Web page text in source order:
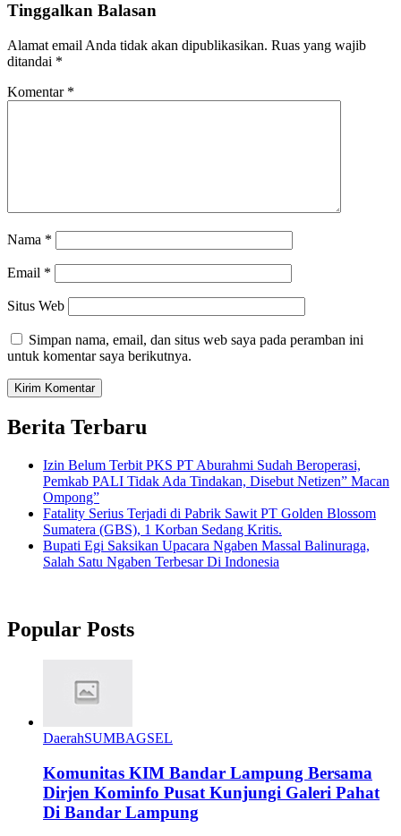
Tinggalkan Balasan
Alamat email Anda tidak akan dipublikasikan. Ruas yang wajib
ditandai *
Komentar *
Nama *
Email *
Situs Web
Simpan nama, email, dan situs web saya pada peramban ini
untuk komentar saya berikutnya.
Berita Terbaru
Izin Belum Terbit PKS PT Aburahmi Sudah Beroperasi,
Pemkab PALI Tidak Ada Tindakan, Disebut Netizen” Macan
Ompong”
Fatality Serius Terjadi di Pabrik Sawit PT Golden Blossom
Sumatera (GBS), 1 Korban Sedang Kritis.
Bupati Egi Saksikan Upacara Ngaben Massal Balinuraga,
Salah Satu Ngaben Terbesar Di Indonesia
Popular Posts
DaerahSUMBAGSEL
Komunitas KIM Bandar Lampung Bersama
Dirjen Kominfo Pusat Kunjungi Galeri Pahat
Di Bandar Lampung